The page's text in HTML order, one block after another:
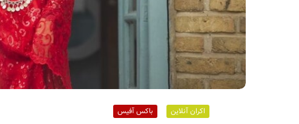
اکران آنلاین باکس آفیس